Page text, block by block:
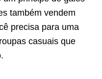
também vendem
precisa para uma
casuais que